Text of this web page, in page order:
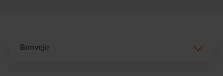
Genveje